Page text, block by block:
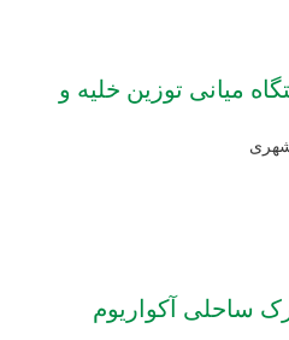
میانی توزین خلیه و
ساحلی آکواریوم